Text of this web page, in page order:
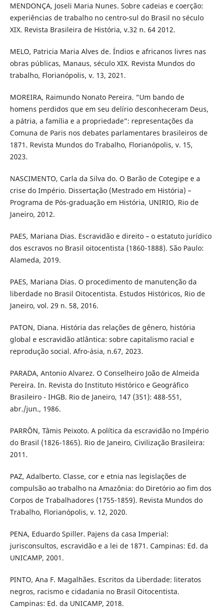
MENDONÇA, Joseli Maria Nunes. Sobre cadeias e coerção:
experiências de trabalho no centro-sul do Brasil no século
XIX. Revista Brasileira de História, v.32 n. 64 2012.
MELO, Patricia Maria Alves de. Índios e africanos livres nas
obras públicas, Manaus, século XIX. Revista Mundos do
trabalho, Florianópolis, v. 13, 2021.
MOREIRA, Raimundo Nonato Pereira. “Um bando de
homens perdidos que em seu delírio desconheceram Deus,
a pátria, a família e a propriedade”: representações da
Comuna de Paris nos debates parlamentares brasileiros de
1871. Revista Mundos do Trabalho, Florianópolis, v. 15,
2023.
NASCIMENTO, Carla da Silva do. O Barão de Cotegipe e a
crise do Império. Dissertação (Mestrado em História) –
Programa de Pós-graduação em História, UNIRIO, Rio de
Janeiro, 2012.
PAES, Mariana Dias. Escravidão e direito – o estatuto jurídico
dos escravos no Brasil oitocentista (1860-1888). São Paulo:
Alameda, 2019.
PAES, Mariana Dias. O procedimento de manutenção da
liberdade no Brasil Oitocentista. Estudos Históricos, Rio de
Janeiro, vol. 29 n. 58, 2016.
PATON, Diana. História das relações de gênero, história
global e escravidão atlântica: sobre capitalismo racial e
reprodução social. Afro-ásia, n.67, 2023.
PARADA, Antonio Alvarez. O Conselheiro João de Almeida
Pereira. In. Revista do Instituto Histórico e Geográfico
Brasileiro - IHGB. Rio de Janeiro, 147 (351): 488-551,
abr./jun., 1986.
PARRÔN, Tâmis Peixoto. A política da escravidão no Império
do Brasil (1826-1865). Rio de Janeiro, Civilização Brasileira:
2011.
PAZ, Adalberto. Classe, cor e etnia nas legislações de
compulsão ao trabalho na Amazônia: do Diretório ao fim dos
Corpos de Trabalhadores (1755-1859). Revista Mundos do
Trabalho, Florianópolis, v. 12, 2020.
PENA, Eduardo Spiller. Pajens da casa Imperial:
jurisconsultos, escravidão e a lei de 1871. Campinas: Ed. da
UNICAMP, 2001.
PINTO, Ana F. Magalhães. Escritos da Liberdade: literatos
negros, racismo e cidadania no Brasil Oitocentista.
Campinas: Ed. da UNICAMP, 2018.